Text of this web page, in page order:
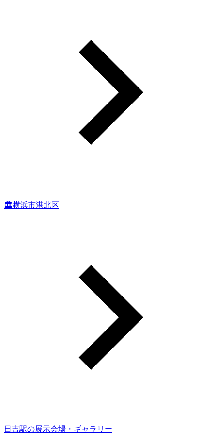
🏛横浜市港北区
日吉駅の展示会場・ギャラリー